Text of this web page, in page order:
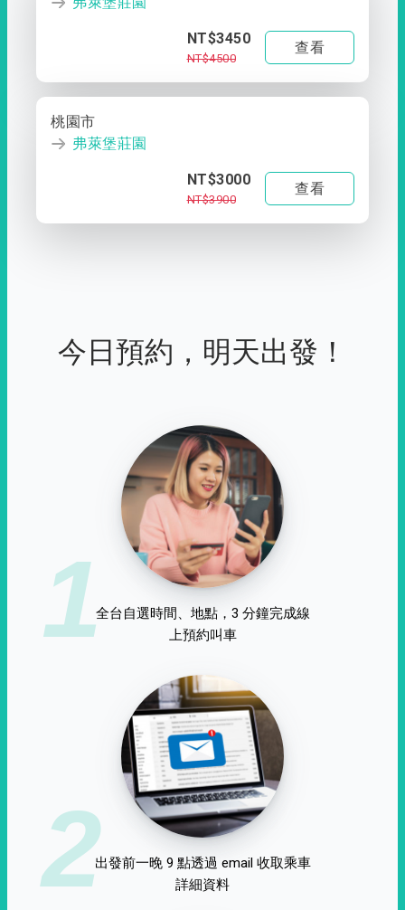
NT$3450
NT$4500
查看
桃園市
弗萊堡莊園
NT$3000
NT$3900
查看
今日預約，明天出發！
1全台自選時間、地點，3 分鐘完成線
上預約叫車
2出發前一晚 9 點透過 email 收取乘車
詳細資料